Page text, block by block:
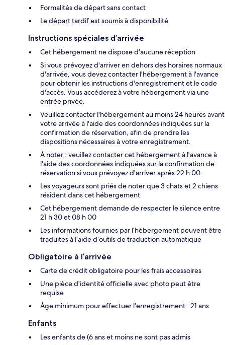
Formalités de départ sans contact
Le départ tardif est soumis à disponibilité
Instructions spéciales d’arrivée
Cet hébergement ne dispose d'aucune réception
Si vous prévoyez d'arriver en dehors des horaires normaux
d'arrivée, vous devez contacter l'hébergement à l'avance
pour obtenir les instructions d'enregistrement et le code
d'accès. Vous accéderez à votre hébergement via une
entrée privée.
Veuillez contacter l'hébergement au moins 24 heures avant
votre arrivée à l'aide des coordonnées indiquées sur la
confirmation de réservation, afin de prendre les
dispositions nécessaires à votre enregistrement.
À noter : veuillez contacter cet hébergement à l'avance à
l'aide des coordonnées indiquées sur la confirmation de
réservation si vous prévoyez d'arriver après 22 h 00.
Les voyageurs sont priés de noter que 3 chats et 2 chiens
résident dans cet hébergement
Cet hébergement demande de respecter le silence entre
21 h 30 et 08 h 00
Les informations fournies par l’hébergement peuvent être
traduites à l’aide d’outils de traduction automatique
Obligatoire à l’arrivée
Carte de crédit obligatoire pour les frais accessoires
Une pièce d'identité officielle avec photo peut être
requise
Âge minimum pour effectuer l'enregistrement : 21 ans
Enfants
Les enfants de (6 ans et moins ne sont pas admis